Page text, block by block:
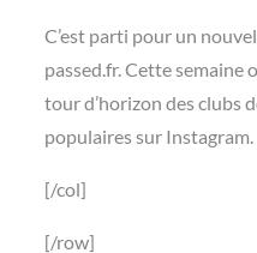
C’est parti pour un
passed.fr. Cette semaine
tour d’horizon des clubs
populaires sur Instagram.
[/col]
[/row]